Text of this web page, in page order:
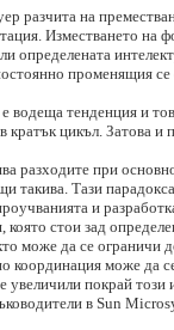
разчита на
Изместването на
определената
променящия
водеща тенденция и
кратък цикъл. Затова и
разходите при
Тази
и
стои зад
може да се ограничи
координация може да
увеличили покрай
в Sun